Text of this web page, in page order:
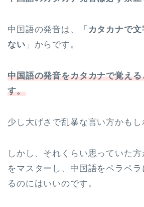
中国語の発音は、「 カタカナで
ない 」からです。
中国語の発音をカタカナで覚え
す。
少し大げさで乱暴な言い方かもし
しかし、それくらい思っていた
をマスターし、中国語をペラペ
るのにはいいのです。